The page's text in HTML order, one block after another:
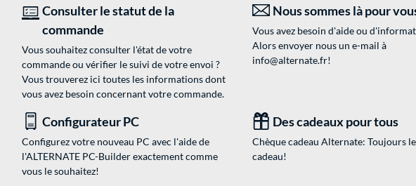
Consulter le statut de la
commande
Vous souhaitez consulter l'état de votre
commande ou vérifier le suivi de votre envoi ?
Vous trouverez ici toutes les informations dont
vous avez besoin concernant votre commande.
Nous sommes là pour
Vous avez besoin d'aide ou
Alors envoyer nous un e-mail à
info@alternate.fr!
Configurateur PC
Configurez votre nouveau PC avec l'aide de
l'ALTERNATE PC-Builder exactement comme
vous le souhaitez!
Des cadeaux pour tous
Chèque cadeau Alternate: Toujours
cadeau!